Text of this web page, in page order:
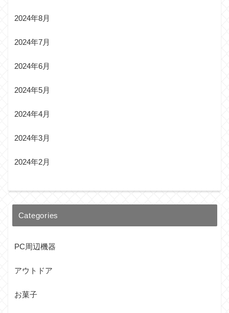
2024年8月
2024年7月
2024年6月
2024年5月
2024年4月
2024年3月
2024年2月
Categories
PC周辺機器
アウトドア
お菓子